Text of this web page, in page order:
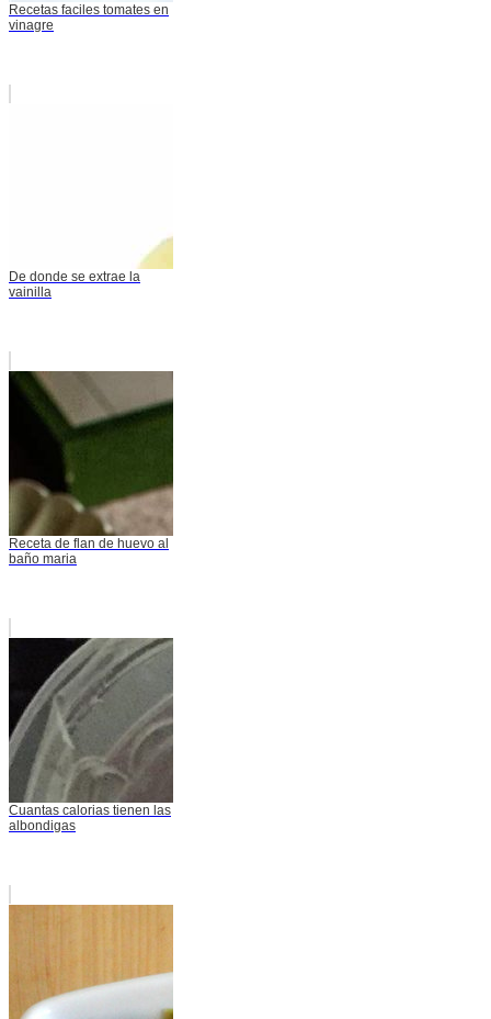
Recetas faciles tomates en
vinagre
De donde se extrae la
vainilla
Receta de flan de huevo al
baño maria
Cuantas calorias tienen las
albondigas